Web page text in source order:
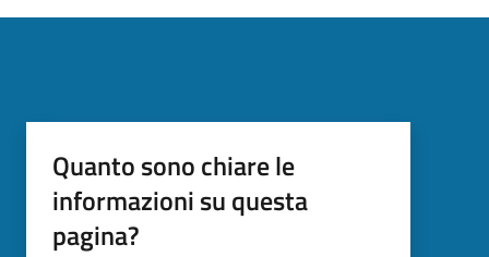
Quanto sono chiare le
informazioni su questa
pagina?